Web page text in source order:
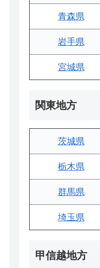
青森県
岩手県
宮城県
関東地方
茨城県
栃木県
群馬県
埼玉県
甲信越地方